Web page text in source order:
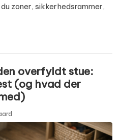
zoner, sikkerhedsrammer,
overfyldt stue:
(og hvad der